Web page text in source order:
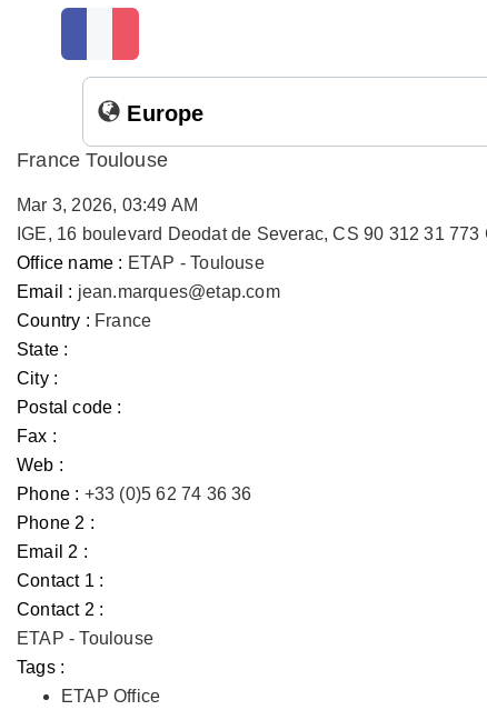
Europe
France Toulouse
Mar 3, 2026, 03:49 AM
IGE, 16 boulevard Deodat de Severac, CS 90 312 31
Office name : ETAP - Toulouse
Email : jean.marques@etap.com
Country : France
State :
City :
Postal code :
Fax :
Web :
Phone : +33 (0)5 62 74 36 36
Phone 2 :
Email 2 :
Contact 1 :
Contact 2 :
ETAP - Toulouse
Tags :
ETAP Office